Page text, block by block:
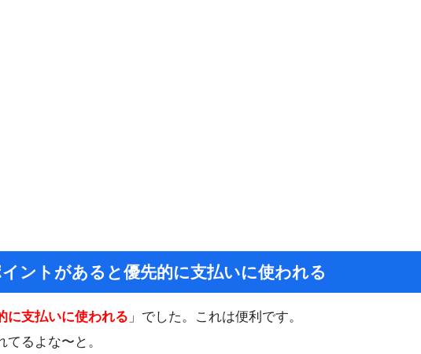
ントがあると優先的に支払いに使われる
に支払いに使われる 」でした。これは便利です。
るよな〜と。